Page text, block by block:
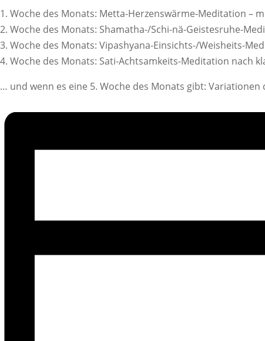
1. Woche des Monats: Metta-Herzenswärme-Meditation –
2. Woche des Monats: Shamatha-/Schi-nä-Geistesruhe-
3. Woche des Monats: Vipashyana-Einsichts-/Weisheits-
4. Woche des Monats: Sati-Achtsamkeits-Meditation nach
… und wenn es eine 5. Woche des Monats gibt: